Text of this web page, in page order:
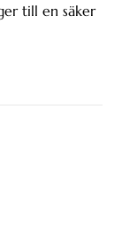
till en säker